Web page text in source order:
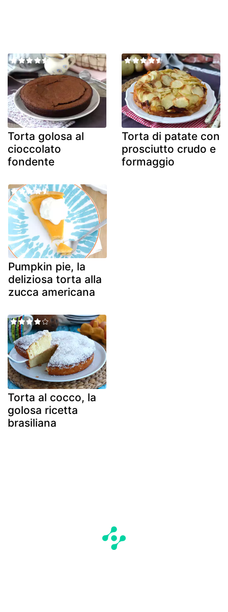
Torta golosa al
cioccolato
fondente
Torta di patate con
prosciutto crudo e
formaggio
Pumpkin pie, la
deliziosa torta alla
zucca americana
Torta al cocco, la
golosa ricetta
brasiliana